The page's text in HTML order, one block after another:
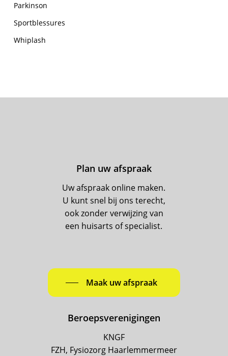
Parkinson
Sportblessures
Whiplash
Plan uw afspraak
Uw afspraak online maken.
U kunt snel bij ons terecht,
ook zonder verwijzing van
een huisarts of specialist.
Maak uw afspraak
Beroepsverenigingen
KNGF
FZH, Fysiozorg Haarlemmermeer